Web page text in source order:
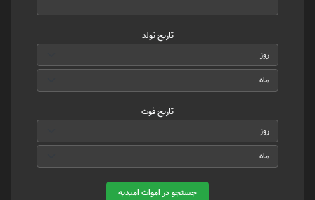
تاریخ تولد
تاریخ فوت
جستجو در اموات امیدیه